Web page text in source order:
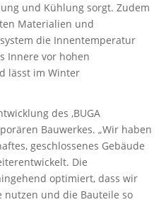
und Kühlung sorgt. Zudem
Materialien und
die Innentemperatur
Innere vor hohen
lässt im Winter
des ‚BUGA
Bauwerkes. „Wir haben
geschlossenes Gebäude
Die
optimiert, dass wir
nutzen und die Bauteile so